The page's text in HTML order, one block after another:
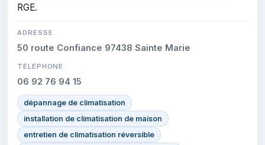
RGE.
ADRESSE
50 route Confiance 97438 Sainte Marie
TÉLÉPHONE
06 92 76 94 15
dépannage de climatisation
installation de climatisation de maison
entretien de climatisation réversible